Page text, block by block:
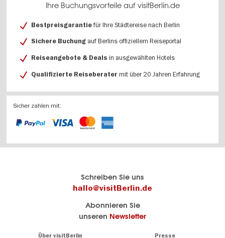
Ihre Buchungsvorteile auf visitBerlin.de
Bestpreisgarantiefür Ihre Städtereise nach Berlin
Sichere Buchungauf Berlins offiziellem Reiseportal
Reiseangebote & Dealsin ausgewählten Hotels
Qualifizierte Reiseberater mit über 20 Jahren Erfahrung
Sicher zahlen mit:
Schreiben Sie uns
hallo@visitBerlin.de
Abonnieren Sie
unseren Newsletter
Über visitBerlin Presse